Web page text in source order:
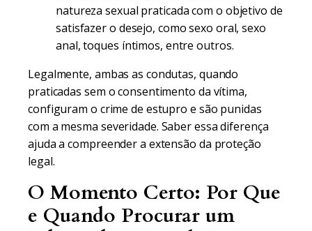
natureza sexual praticada com o objetivo de
satisfazer o desejo, como sexo oral, sexo
anal, toques íntimos, entre outros.
Legalmente, ambas as condutas, quando
praticadas sem o consentimento da vítima,
configuram o crime de estupro e são punidas
com a mesma severidade. Saber essa diferença
ajuda a compreender a extensão da proteção
legal.
O Momento Certo: Por Que
e Quando Procurar um